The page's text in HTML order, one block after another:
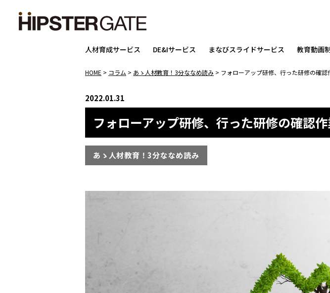
人材育成サービス DE&Iサービス まなびスライドサービス 教育動画
HOME > コラム > あゝ人材教育！3分ななめ読み > フォローアップ研修、行った研修の確認
2022.01.31
フォローアップ研修、行った研修の確認
あゝ人材教育！3分ななめ読み